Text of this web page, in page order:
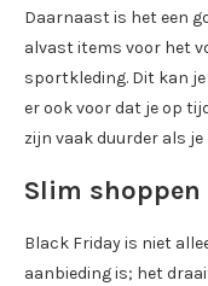
Daarnaast is het een
alvast items voor het
sportkleding. Dit kan
er ook voor dat je op
zijn vaak duurder als
Slim shoppen
Black Friday is niet
aanbieding is; het